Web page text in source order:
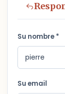
Su nombre *
Su email